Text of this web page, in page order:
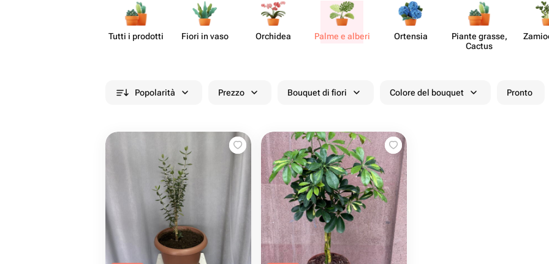
Tutti i prodotti Fiori in vaso Orchidea Palme e alberi Ortensia
Piante grasse,
Cactus
Popolarità Prezzo Bouquet di fiori Colore del bouquet Pronto